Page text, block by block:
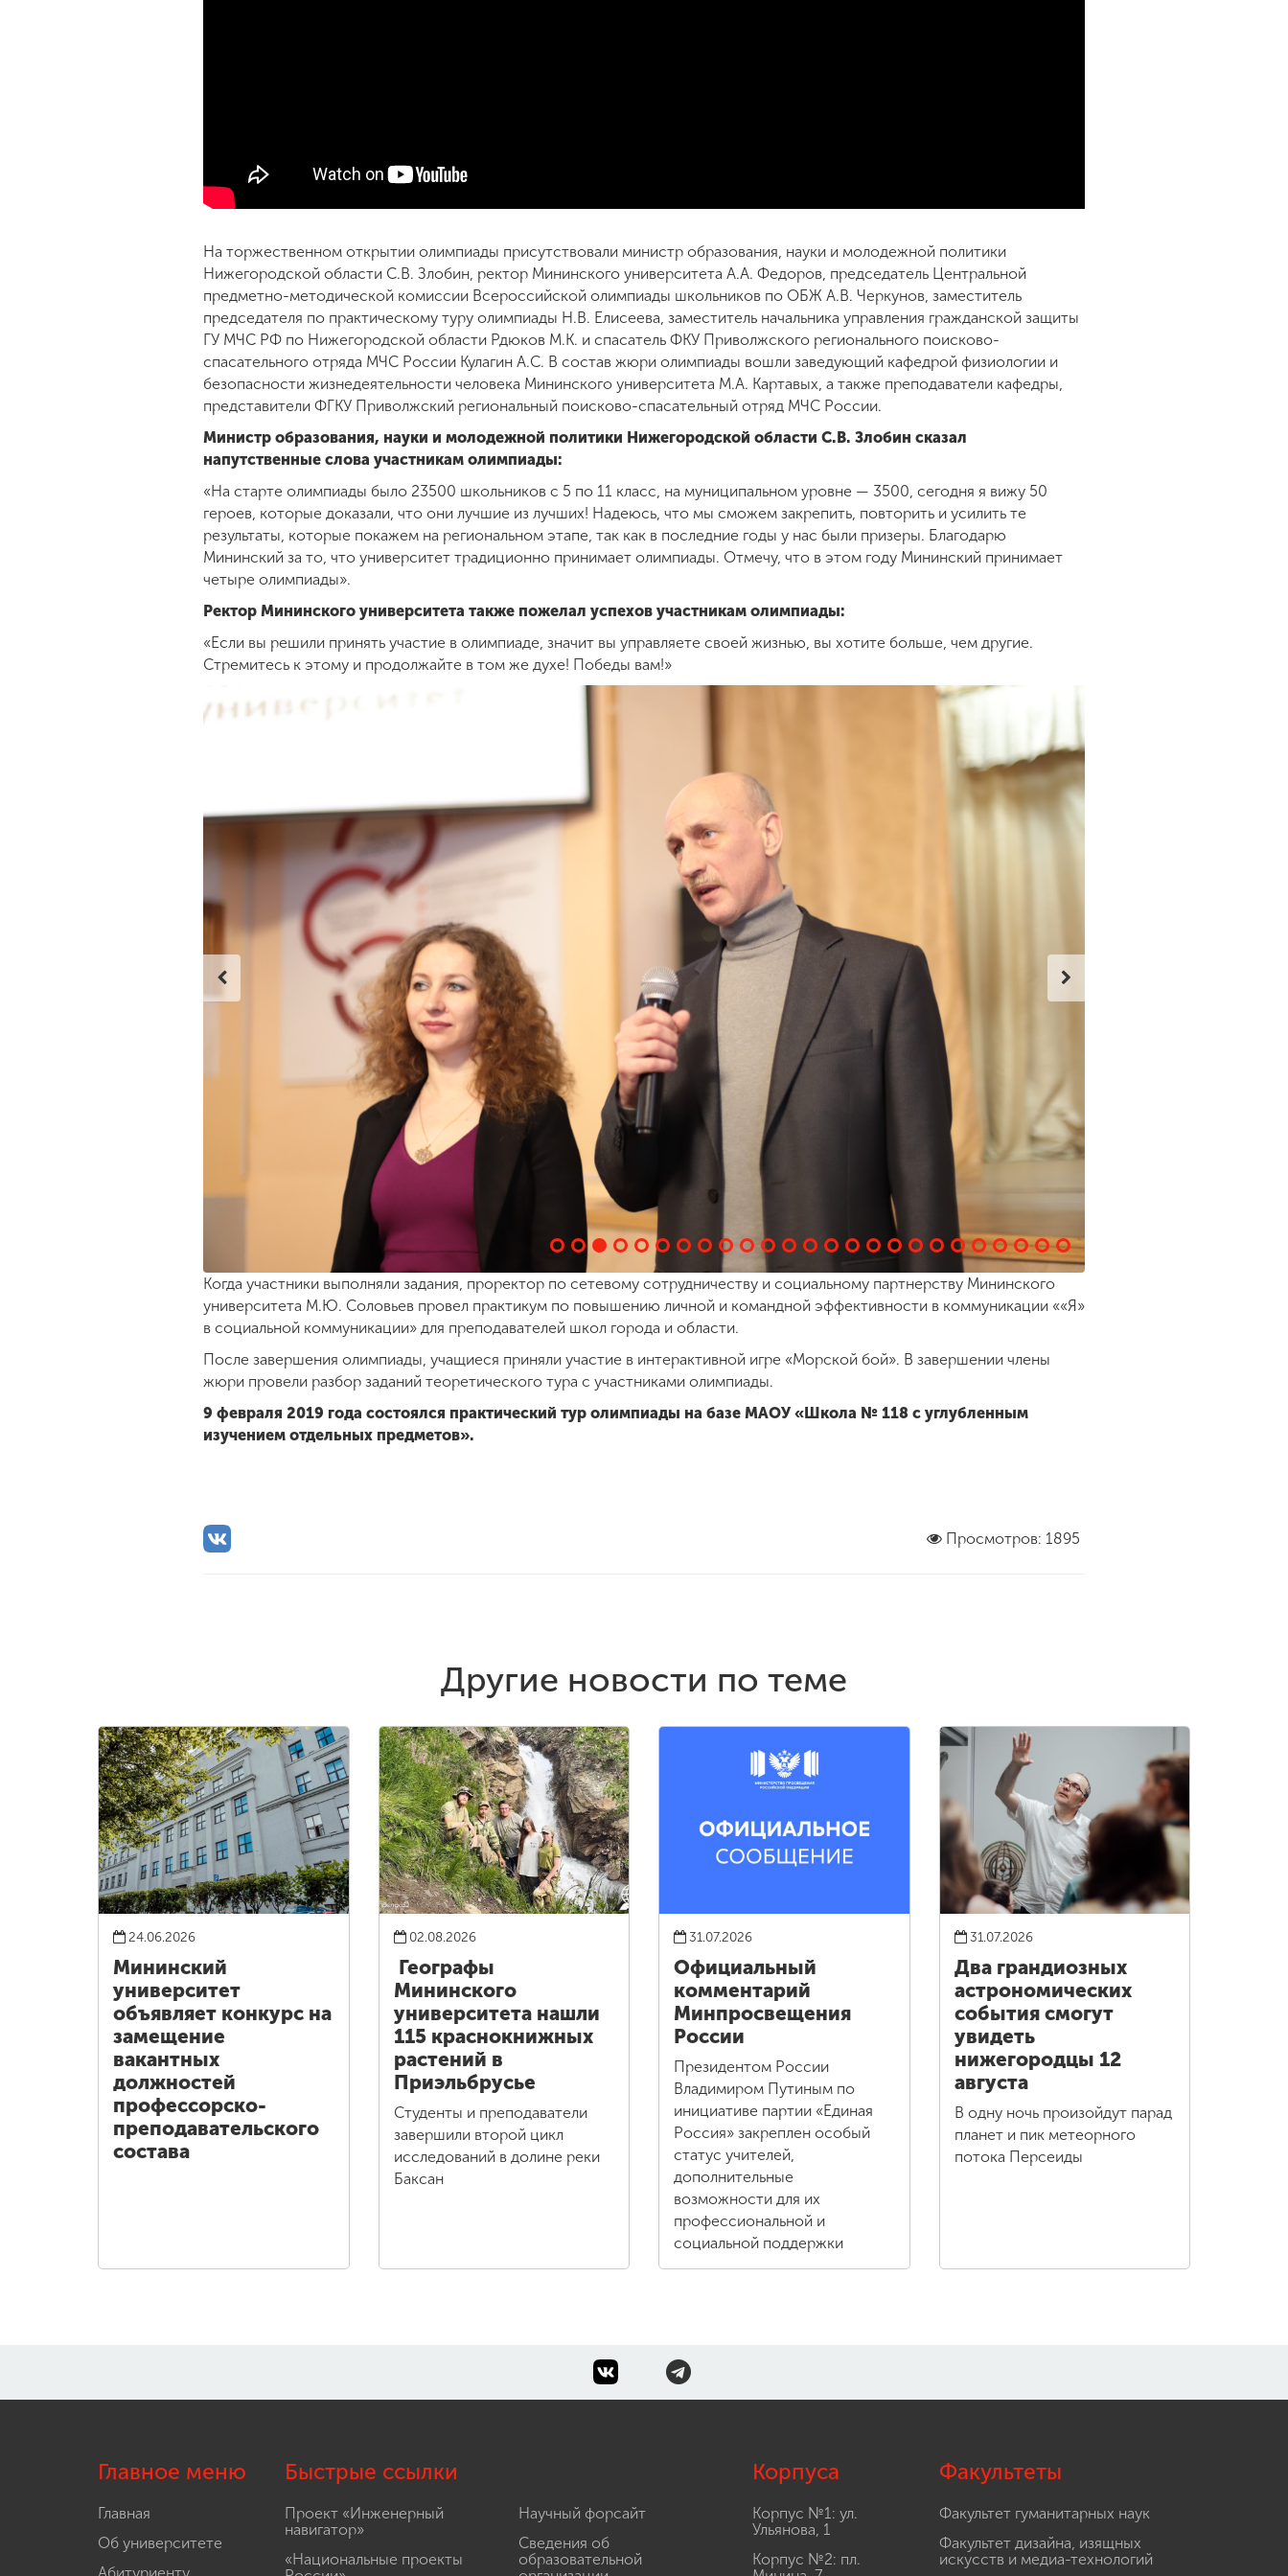
На торжественном открытии олимпиады присутствовали министр образования, науки и молодежной политики
Нижегородской области С.В. Злобин, ректор Мининского университета А.А. Федоров, председатель Центральной
предметно-методической комиссии Всероссийской олимпиады школьников по ОБЖ А.В. Черкунов, заместитель
председателя по практическому туру олимпиады Н.В. Елисеева, заместитель начальника управления гражданской защиты
ГУ МЧС РФ по Нижегородской области Рдюков М.К. и спасатель ФКУ Приволжского регионального поисково-
спасательного отряда МЧС России Кулагин А.С. В состав жюри олимпиады вошли заведующий кафедрой физиологии и
безопасности жизнедеятельности человека Мининского университета М.А. Картавых, а также преподаватели кафедры,
представители ФГКУ Приволжский региональный поисково-спасательный отряд МЧС России.
Министр образования, науки и молодежной политики Нижегородской области С.В. Злобин сказал
напутственные слова участникам олимпиады:
«На старте олимпиады было 23500 школьников с 5 по 11 класс, на муниципальном уровне — 3500, сегодня я вижу 50
героев, которые доказали, что они лучшие из лучших! Надеюсь, что мы сможем закрепить, повторить и усилить те
результаты, которые покажем на региональном этапе, так как в последние годы у нас были призеры. Благодарю
Мининский за то, что университет традиционно принимает олимпиады. Отмечу, что в этом году Мининский принимает
четыре олимпиады».
Ректор Мининского университета также пожелал успехов участникам олимпиады:
«Если вы решили принять участие в олимпиаде, значит вы управляете своей жизнью, вы хотите больше, чем другие.
Стремитесь к этому и продолжайте в том же духе! Победы вам!»
Когда участники выполняли задания, проректор по сетевому сотрудничеству и социальному партнерству Мининского
университета М.Ю. Соловьев провел практикум по повышению личной и командной эффективности в коммуникации ««Я»
в социальной коммуникации» для преподавателей школ города и области.
После завершения олимпиады, учащиеся приняли участие в интерактивной игре «Морской бой». В завершении члены
жюри провели разбор заданий теоретического тура с участниками олимпиады.
9 февраля 2019 года состоялся практический тур олимпиады на базе МАОУ «Школа № 118 с углубленным
изучением отдельных предметов».
Просмотров: 1895
Другие новости по теме
24.06.2026
Мининский
университет
объявляет конкурс на
замещение
вакантных
должностей
профессорско-
преподавательского
состава
02.08.2026
Географы
Мининского
университета нашли
115 краснокнижных
растений в
Приэльбрусье
Студенты и преподаватели
завершили второй цикл
исследований в долине реки
Баксан
31.07.2026
Официальный
комментарий
Минпросвещения
России
Президентом России
Владимиром Путиным по
инициативе партии «Единая
Россия» закреплен особый
статус учителей,
дополнительные
возможности для их
профессиональной и
социальной поддержки
31.07.2026
Два грандиозных
астрономических
события смогут
увидеть
нижегородцы 12
августа
В одну ночь произойдут парад
планет и пик метеорного
потока Персеиды
Главное меню
Главная
Об университете
Быстрые ссылки
Проект «Инженерный
навигатор»
«Национальные проекты
Научный форсайт
Сведения об
образовательной
Корпуса
Корпус №1: ул.
Ульянова, 1
Корпус №2: пл.
Факультеты
Факультет гуманитарных наук
Факультет дизайна, изящных
искусств и медиа-технологий